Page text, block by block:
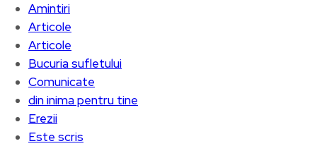
Amintiri
Articole
Articole
Bucuria sufletului
Comunicate
din inima pentru tine
Erezii
Este scris